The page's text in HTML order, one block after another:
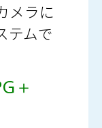
メラに
テムで
＋